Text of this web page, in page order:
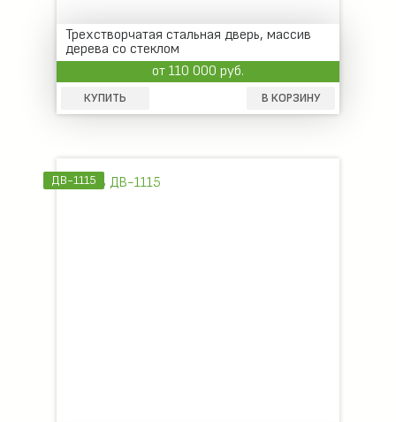
Трехстворчатая стальная дверь, массив
дерева со стеклом
от 110 000 руб.
КУПИТЬ В КОРЗИНУ
ДВ-1115